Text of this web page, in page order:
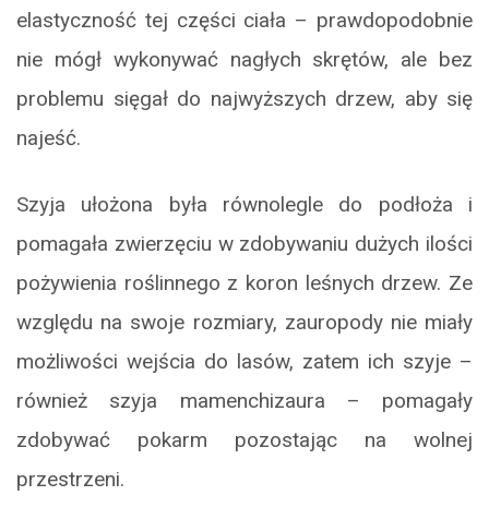
elastyczność tej części ciała – prawdopodobnie
nie mógł wykonywać nagłych skrętów, ale bez
problemu sięgał do najwyższych drzew, aby się
najeść.
Szyja ułożona była równolegle do podłoża i
pomagała zwierzęciu w zdobywaniu dużych ilości
pożywienia roślinnego z koron leśnych drzew. Ze
względu na swoje rozmiary, zauropody nie miały
możliwości wejścia do lasów, zatem ich szyje –
również szyja mamenchizaura – pomagały
zdobywać pokarm pozostając na wolnej
przestrzeni.